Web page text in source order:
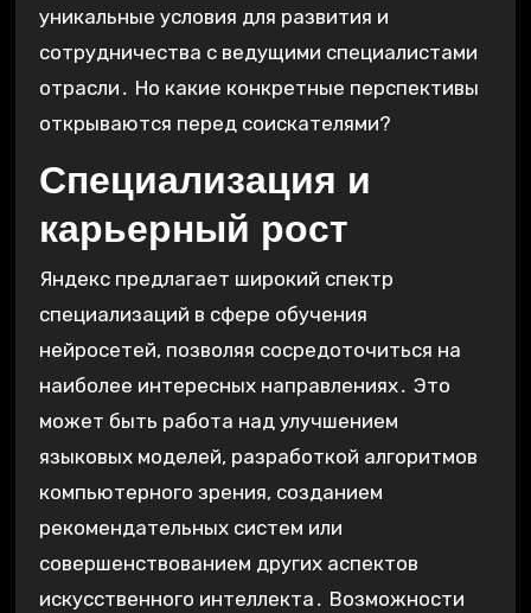
уникальные условия для развития и
сотрудничества с ведущими специалистами
отрасли․ Но какие конкретные перспективы
открываются перед соискателями?
Специализация и
карьерный рост
Яндекс предлагает широкий спектр
специализаций в сфере обучения
нейросетей, позволяя сосредоточиться на
наиболее интересных направлениях․ Это
может быть работа над улучшением
языковых моделей, разработкой алгоритмов
компьютерного зрения, созданием
рекомендательных систем или
совершенствованием других аспектов
искусственного интеллекта․ Возможности